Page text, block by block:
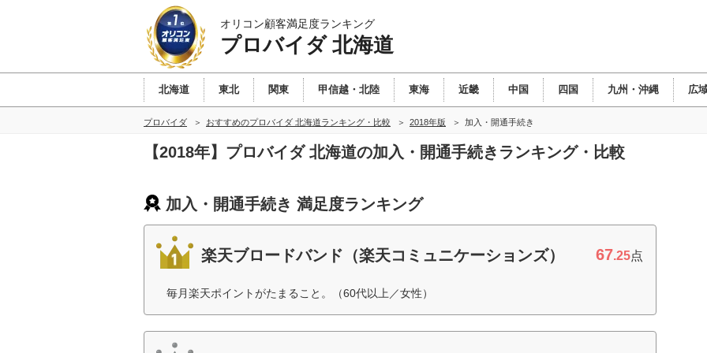
オリコン顧客満足度ランキング
プロバイダ 北海道
北海道 東北 関東 甲信越・北陸 東海 近畿 中国 四国 九州・沖縄 広
プロバイダ おすすめのプロバイダ 北海道ランキング・比較 2018年版 加入・開通手続き
【2018年】プロバイダ 北海道の加入・開通手続きランキング・比較
加入・開通手続き 満足度ランキング
楽天ブロードバンド（楽天コミュニケーションズ） 67.25点
毎月楽天ポイントがたまること。（60代以上／女性）